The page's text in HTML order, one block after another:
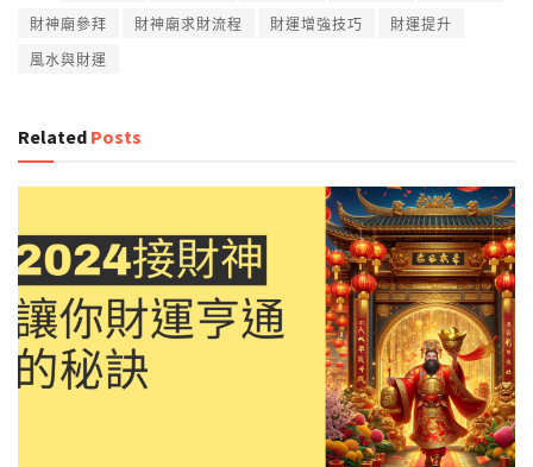
財神廟參拜
財神廟求財流程 財運增強技巧
財運提升
風水與財運
Related Posts